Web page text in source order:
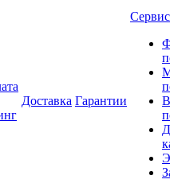
Доставка Гарантии